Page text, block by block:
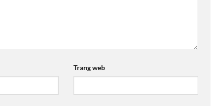
Trang web